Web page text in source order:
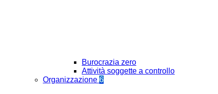
Burocrazia zero
Attività soggette a controllo
Organizzazione 6